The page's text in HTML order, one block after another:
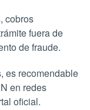
cobros
fuera de
de fraude.
es recomendable
en redes
oficial.